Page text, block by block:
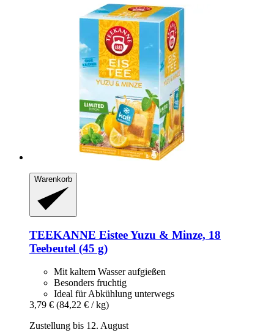
Warenkorb
TEEKANNE Eistee Yuzu & Minze, 18
Teebeutel (45 g)
Mit kaltem Wasser aufgießen
Besonders fruchtig
Ideal für Abkühlung unterwegs
3,79 € (84,22 € / kg)
Zustellung bis 12. August